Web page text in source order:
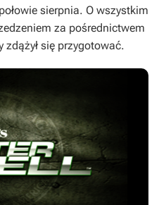
sierpnia. O wszystkim
za pośrednictwem
zdążył się przygotować.